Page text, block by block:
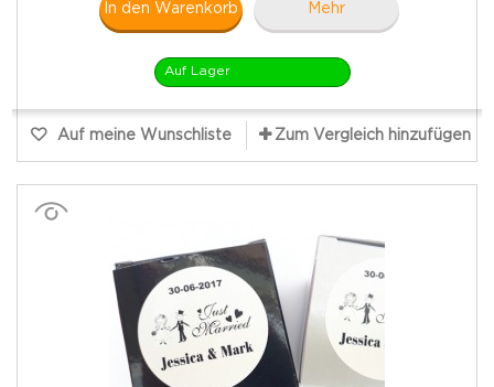
In den Warenkorb Mehr
Auf Lager
Auf meine Wunschliste Zum Vergleich hinzufügen